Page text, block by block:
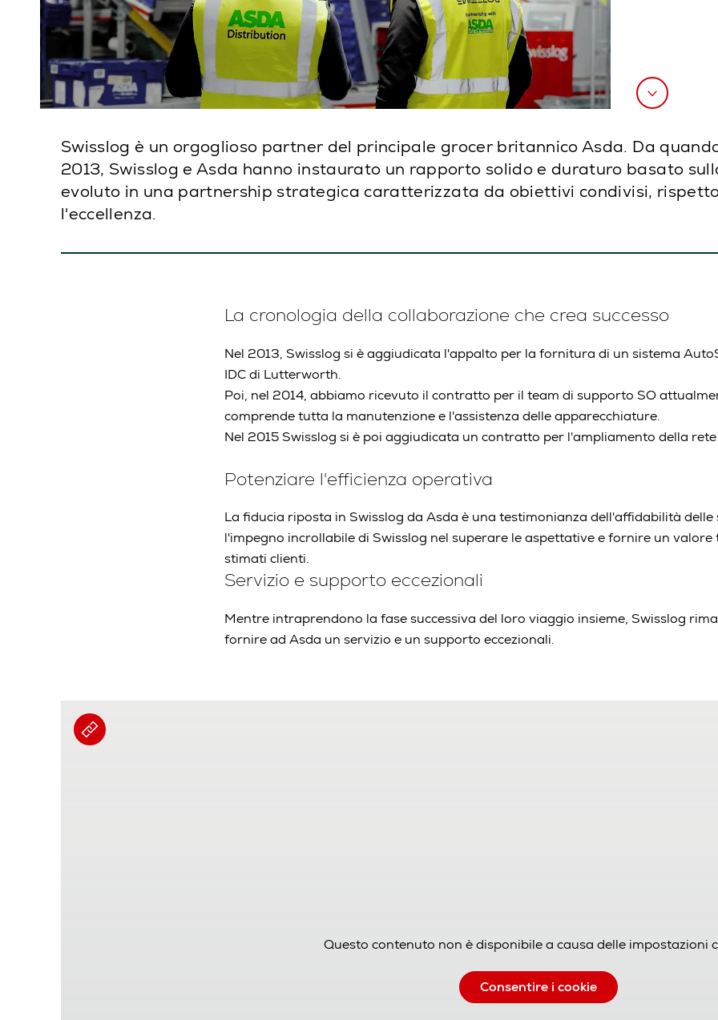
Swisslog è un orgoglioso partner del principale grocer britannico Asda. Da
2013, Swisslog e Asda hanno instaurato un rapporto solido e duraturo basato
evoluto in una partnership strategica caratterizzata da obiettivi condivisi,
l'eccellenza.
La cronologia della collaborazione che crea successo
Nel 2013, Swisslog si è aggiudicata l'appalto per la fornitura di un sistema
IDC di Lutterworth.
Poi, nel 2014, abbiamo ricevuto il contratto per il team di supporto SO
comprende tutta la manutenzione e l'assistenza delle apparecchiature.
Nel 2015 Swisslog si è poi aggiudicata un contratto per l'ampliamento della
Potenziare l'efficienza operativa
La fiducia riposta in Swisslog da Asda è una testimonianza dell'affidabilità delle
l'impegno incrollabile di Swisslog nel superare le aspettative e fornire un valore
stimati clienti.
Servizio e supporto eccezionali
Mentre intraprendono la fase successiva del loro viaggio insieme, Swisslog
fornire ad Asda un servizio e un supporto eccezionali.
Questo contenuto non è disponibile a causa delle impostazioni
Consentire i cookie